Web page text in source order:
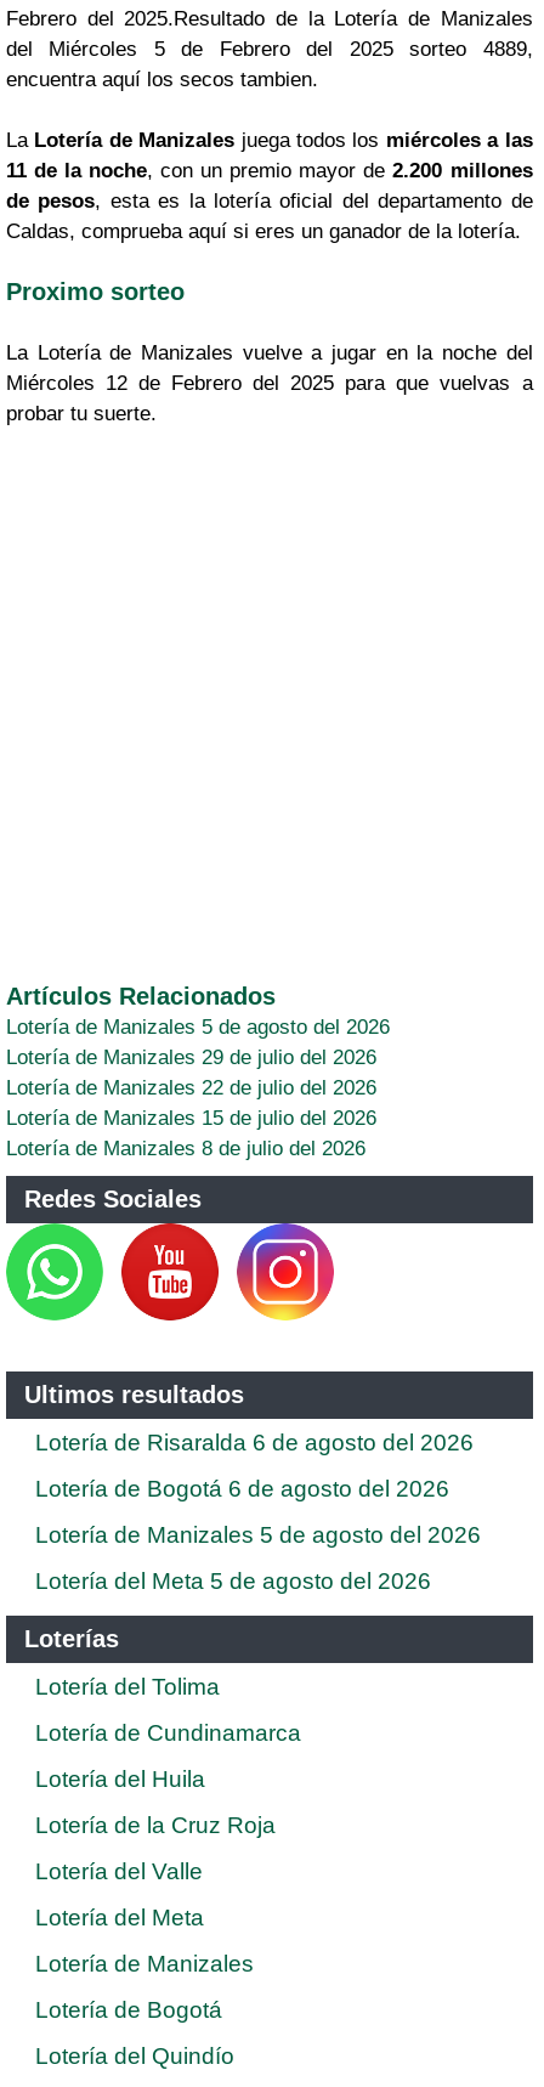
Febrero del 2025.Resultado de la Lotería de Manizales
del Miércoles 5 de Febrero del 2025 sorteo 4889,
encuentra aquí los secos tambien.
La Lotería de Manizales juega todos los miércoles a las
11 de la noche, con un premio mayor de2.200 millones
de pesos, esta es la lotería oficial del departamento de
Caldas, comprueba aquí si eres un ganador de la lotería.
Proximo sorteo
La Lotería de Manizales vuelve a jugar en la noche del
Miércoles 12 de Febrero del 2025 para que vuelvas a
probar tu suerte.
Artículos Relacionados
Lotería de Manizales 5 de agosto del 2026
Lotería de Manizales 29 de julio del 2026
Lotería de Manizales 22 de julio del 2026
Lotería de Manizales 15 de julio del 2026
Lotería de Manizales 8 de julio del 2026
Redes Sociales
Ultimos resultados
Lotería de Risaralda 6 de agosto del 2026
Lotería de Bogotá 6 de agosto del 2026
Lotería de Manizales 5 de agosto del 2026
Lotería del Meta 5 de agosto del 2026
Loterías
Lotería del Tolima
Lotería de Cundinamarca
Lotería del Huila
Lotería de la Cruz Roja
Lotería del Valle
Lotería del Meta
Lotería de Manizales
Lotería de Bogotá
Lotería del Quindío